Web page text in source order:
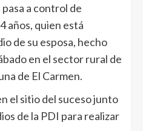
a control de
años, quien está
de su esposa, hecho
en el sector rural de
de El Carmen.
el sitio del suceso junto
de la PDI para realizar